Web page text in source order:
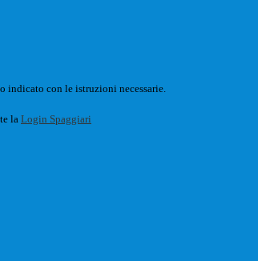
indicato con le istruzioni necessarie.
la Login Spaggiari